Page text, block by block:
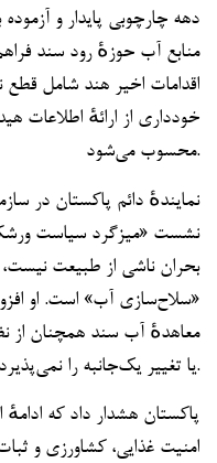
دهه چارچوبی پایدار و
منابع آب حوزهٔ رود سند
اقدامات اخیر هند شامل
خودداری از ارائهٔ اطلاعات
محسوب می‌شود.
نمایندهٔ دائم پاکستان در
نشست «میزگرد سیاست
بحران ناشی از طبیعت نیست،
«سلاح‌سازی آب» است. او
معاهدهٔ آب سند همچنان از
یا تغییر یک‌جانبه را نمی‌پذیرد.
پاکستان هشدار داد که
امنیت غذایی، کشاورزی و